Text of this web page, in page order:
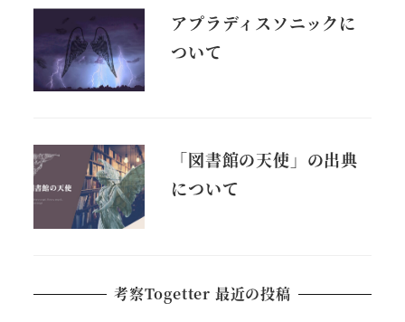
アプラディスソニックに
ついて
「図書館の天使」の出典
について
考察Togetter 最近の投稿